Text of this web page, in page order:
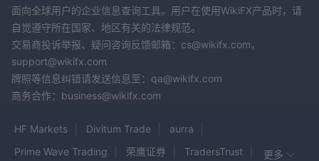
面向全球用户的企业信息查询工具。用户在使用WikiFX产品时，请
自觉遵守所在国家、地区有关的法律规范。
交易商投诉举报、疑问咨询反馈邮箱：cs@wikifx.com，
support@wikifx.com
牌照等信息纠错请发送信息至：qa@wikifx.com
商务合作：business@wikifx.com
HF Markets Divitum Trade
aurra
Prime Wave Trading
荣鹰证券 TradersTrust 更多